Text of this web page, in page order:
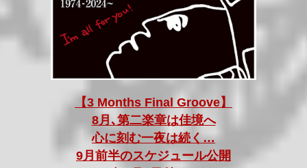
【3 Months Final Groove】
8月､第二楽章は佳境へ
心に刻む一夜は続く…
9月前半のスケジュール公開